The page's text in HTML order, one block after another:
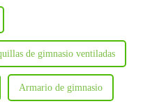
de gimnasio ventiladas
Armario de gimnasio